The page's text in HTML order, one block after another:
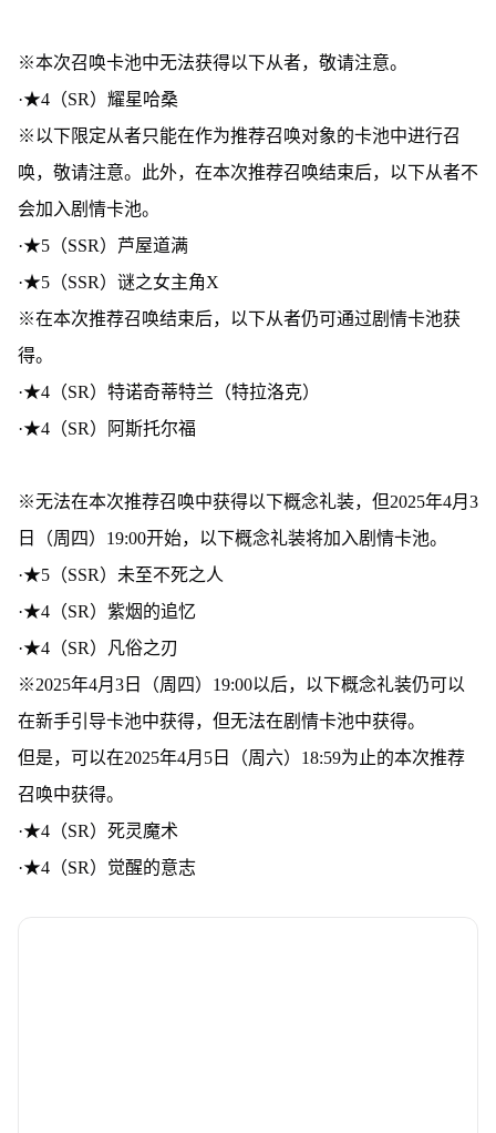
※本次召唤卡池中无法获得以下从者，敬请注意。
·★4（SR）耀星哈桑
※以下限定从者只能在作为推荐召唤对象的卡池中进行召
唤，敬请注意。此外，在本次推荐召唤结束后，以下从者不
会加入剧情卡池。
·★5（SSR）芦屋道满
·★5（SSR）谜之女主角X
※在本次推荐召唤结束后，以下从者仍可通过剧情卡池获
得。
·★4（SR）特诺奇蒂特兰（特拉洛克）
·★4（SR）阿斯托尔福
※无法在本次推荐召唤中获得以下概念礼装，但2025年4月3
日（周四）19:00开始，以下概念礼装将加入剧情卡池。
·★5（SSR）未至不死之人
·★4（SR）紫烟的追忆
·★4（SR）凡俗之刃
※2025年4月3日（周四）19:00以后，以下概念礼装仍可以
在新手引导卡池中获得，但无法在剧情卡池中获得。
但是，可以在2025年4月5日（周六）18:59为止的本次推荐
召唤中获得。
·★4（SR）死灵魔术
·★4（SR）觉醒的意志